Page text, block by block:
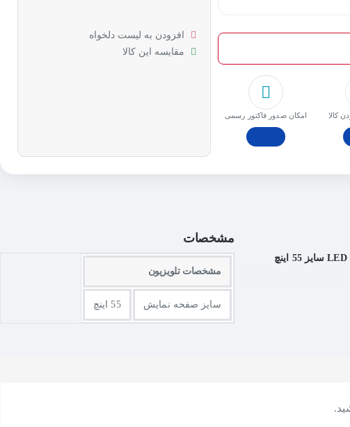
ﮐﺎﻟﺎ امکان صدور فاکتور رسمی
افزودن به لیست دلخواه
مقایسه این کالا
مشخصات
مشخصات تلویزیون
سایز صفحه نمایش 55 اینچ